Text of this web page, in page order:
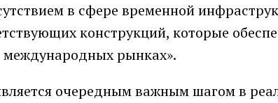
в сфере временной
конструкций, которые
рынках».
очередным важным шагом в